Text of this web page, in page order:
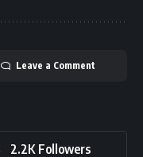
Leave a Comment
2.2K Followers